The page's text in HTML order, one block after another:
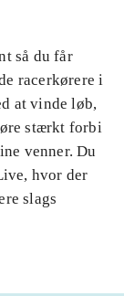
så du får
racerkørere i
at vinde løb,
stærkt forbi
venner. Du
hvor der
slags